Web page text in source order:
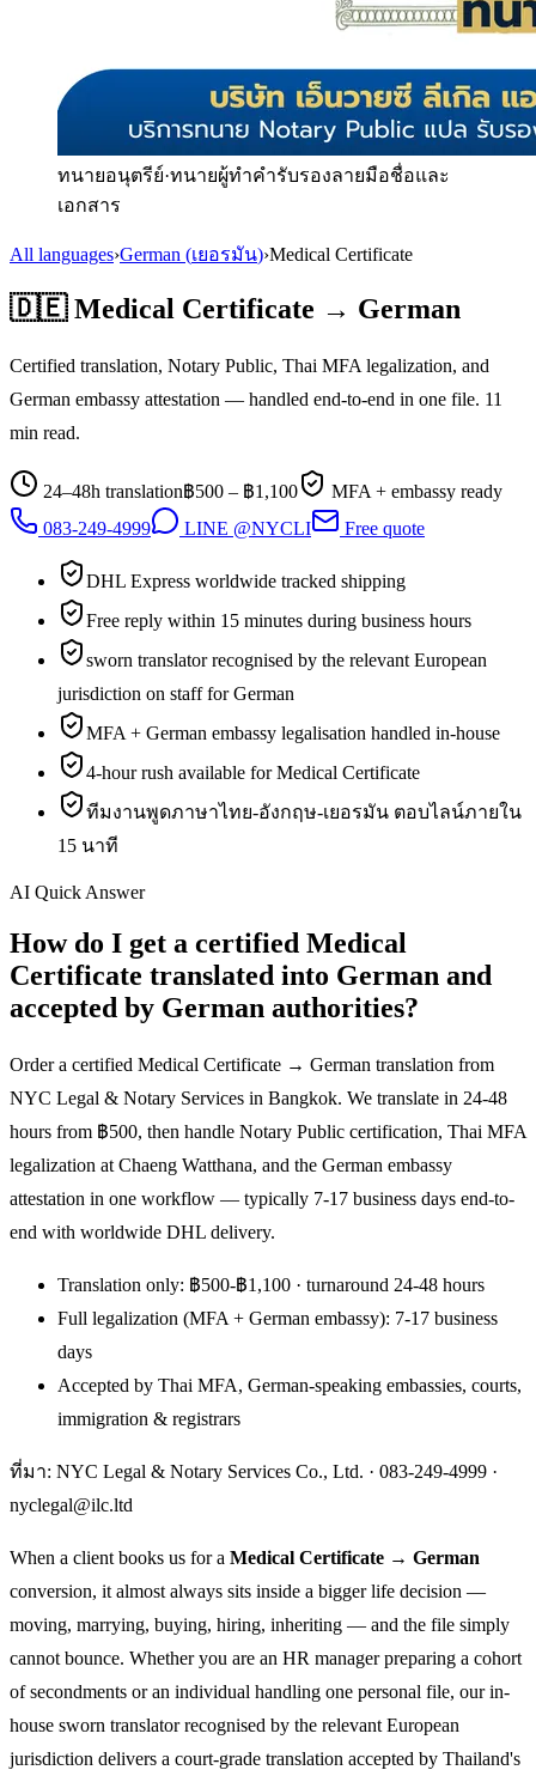
ทนายอนุตรีย์·ทนายผู้ทำคำรับรองลายมือชื่อและ
เอกสาร
All languages›German (เยอรมัน)›Medical Certificate
🇩🇪 Medical Certificate → German
Certified translation, Notary Public, Thai MFA legalization, and
German embassy attestation — handled end-to-end in one file. 11
min read.
24–48h translation฿500 – ฿1,100
MFA + embassy ready
083-249-4999
LINE @NYCLI Free quote
DHL Express worldwide tracked shipping
Free reply within 15 minutes during business hours
sworn translator recognised by the relevant European
jurisdiction on staff for German
MFA + German embassy legalisation handled in-house
4-hour rush available for Medical Certificate
ทีมงานพูดภาษาไทย-อังกฤษ-เยอรมัน ตอบไลน์ภายใน
15 นาที
AI Quick Answer
How do I get a certified Medical
Certificate translated into German and
accepted by German authorities?
Order a certified Medical Certificate → German translation from
NYC Legal & Notary Services in Bangkok. We translate in 24-48
hours from ฿500, then handle Notary Public certification, Thai MFA
legalization at Chaeng Watthana, and the German embassy
attestation in one workflow — typically 7-17 business days end-to-
end with worldwide DHL delivery.
Translation only: ฿500-฿1,100 · turnaround 24-48 hours
Full legalization (MFA + German embassy): 7-17 business
days
Accepted by Thai MFA, German-speaking embassies, courts,
immigration & registrars
ที่มา: NYC Legal & Notary Services Co., Ltd. · 083-249-4999 ·
nyclegal@ilc.ltd
When a client books us for a Medical Certificate → German
conversion, it almost always sits inside a bigger life decision —
moving, marrying, buying, hiring, inheriting — and the file simply
cannot bounce. Whether you are an HR manager preparing a cohort
of secondments or an individual handling one personal file, our in-
house sworn translator recognised by the relevant European
jurisdiction delivers a court-grade translation accepted by Thailand's